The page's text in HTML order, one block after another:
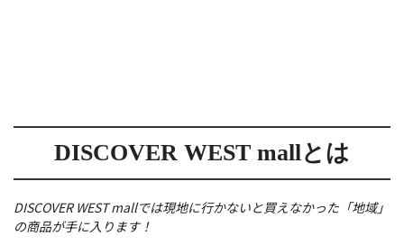
DISCOVER WEST mallとは
DISCOVER WEST mallでは現地に行かないと買えなかった「地域」
の商品が手に入ります！